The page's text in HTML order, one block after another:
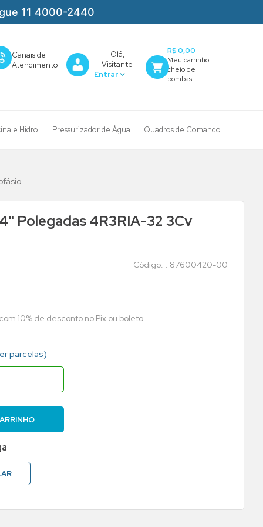
11 4000-2440
Canais de
Atendimento
Olá,
Visitante
R$ 0,00
e Hidro Pressurizador de Água Quadros de Comando
Polegadas 4R3RIA-32 3Cv
: 87600420-00
10% de desconto no Pix ou boleto
parcelas)